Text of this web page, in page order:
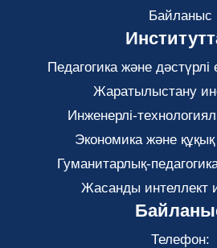
Байланыс
Педагогика және
Жаратылыстану
Инженерлі-
Экономика және
Гуманитарлық-
Жасанды интеллект
Телефон: